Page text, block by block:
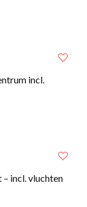
incl.
incl. vluchten